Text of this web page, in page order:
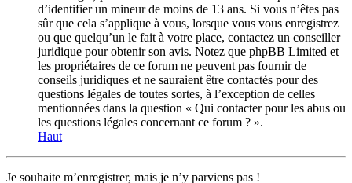
d’identifier un mineur de moins de 13 ans. Si vous n’êtes pas
sûr que cela s’applique à vous, lorsque vous vous enregistrez
ou que quelqu’un le fait à votre place, contactez un conseiller
juridique pour obtenir son avis. Notez que phpBB Limited et
les propriétaires de ce forum ne peuvent pas fournir de
conseils juridiques et ne sauraient être contactés pour des
questions légales de toutes sortes, à l’exception de celles
mentionnées dans la question « Qui contacter pour les abus ou
les questions légales concernant ce forum ? ».
Haut
Je souhaite m’enregistrer, mais je n’y parviens pas !